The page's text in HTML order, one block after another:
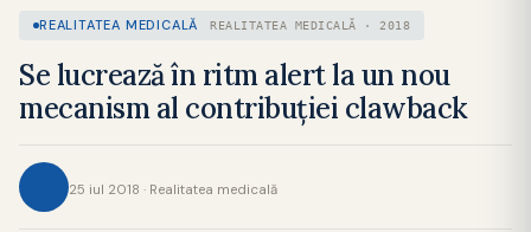
REALITATEA MEDICALĂ REALITATEA MEDICALĂ · 2018
Se lucrează în ritm alert la un nou
mecanism al contribuției clawback
25 iul 2018 · Realitatea medicală